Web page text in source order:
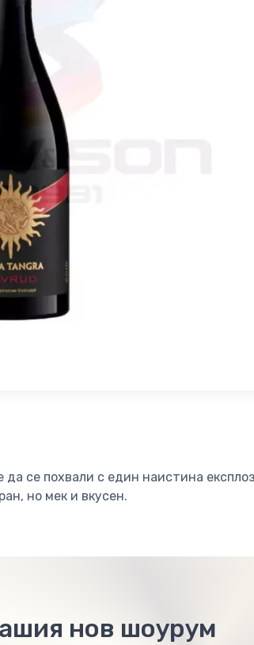
се похвали с един наистина
но мек и вкусен.
нов шоурум